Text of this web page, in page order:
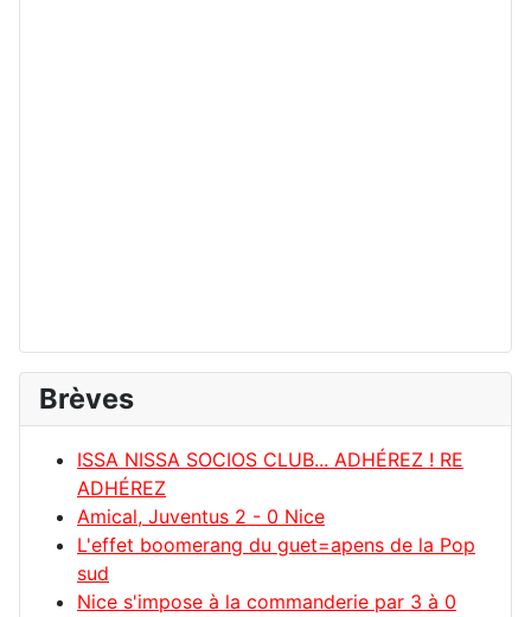
Brèves
ISSA NISSA SOCIOS CLUB... ADHÉREZ ! RE
ADHÉREZ
Amical, Juventus 2 - 0 Nice
L'effet boomerang du guet=apens de la Pop
sud
Nice s'impose à la commanderie par 3 à 0